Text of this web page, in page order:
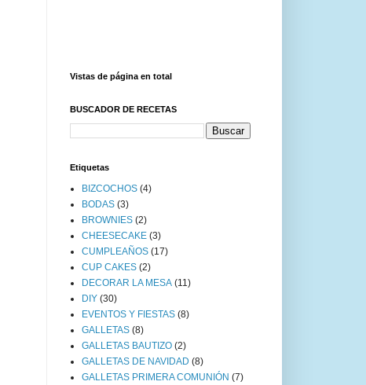
Vistas de página en total
BUSCADOR DE RECETAS
Etiquetas
BIZCOCHOS (4)
BODAS (3)
BROWNIES (2)
CHEESECAKE (3)
CUMPLEAÑOS (17)
CUP CAKES (2)
DECORAR LA MESA (11)
DIY (30)
EVENTOS Y FIESTAS (8)
GALLETAS (8)
GALLETAS BAUTIZO (2)
GALLETAS DE NAVIDAD (8)
GALLETAS PRIMERA COMUNIÓN (7)